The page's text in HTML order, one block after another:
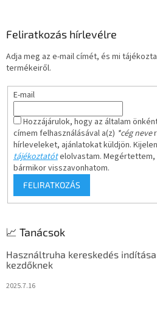
Feliratkozás hírlevélre
Adja meg az e-mail címét, és mi
termékeiről.
E-mail
Hozzájárulok, hogy az általam
címem felhasználásával a(z) *cég neve
hírleveleket, ajánlatokat küldjön.
tájékoztatótelolvastam. Megértettem,
bármikor visszavonhatom.
FELIRATKOZÁS
📈 Tanácsok
Használtruha kereskedés
kezdőknek
2025.7.16